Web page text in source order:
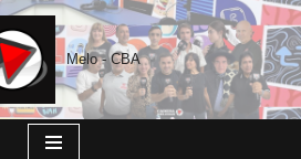
Melo - CBA